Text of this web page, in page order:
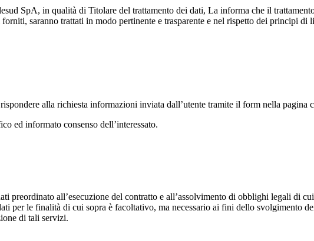
SpA, in qualità di Titolare del trattamento dei dati, La informa che il
saranno trattati in modo pertinente e trasparente e nel rispetto dei principi di
alla richiesta informazioni inviata dall’utente tramite il form nella
ed informato consenso dell’interessato.
preordinato all’esecuzione del contratto e all’assolvimento di obblighi legali di
per le finalità di cui sopra è facoltativo, ma necessario ai fini dello svolgimento
di tali servizi.